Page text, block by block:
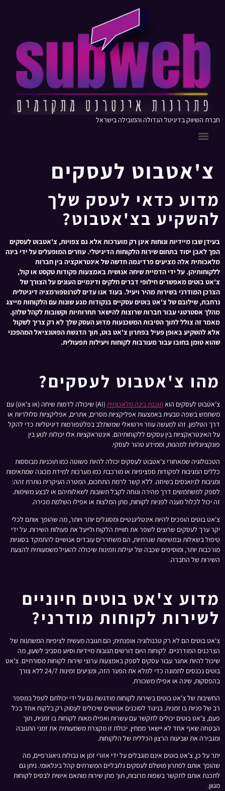
חברת השיווק בדיגיטל הגדולה והמובילה בישראל
צ'אטבוט לעסקים
מדוע כדאי לעסק שלך
להשקיע בצ'אטבוט?
בעידן שבו מיידיות ונוחות אינן רק מוערכות אלא גם צפויות, צ'אטבוט לעסקים
הפך לאבן יסוד בתחום שירות הלקוחות הדיגיטלי. עוזרים המופעלים על ידי בינה
מלאכותית אלה מציעים פרדיגמה חדשה של אינטראקציה בין חברות
ללקוחותיהן. על ידי הדמיית שיחה אנושית באמצעות פקודות טקסט או קול,
צ'אט בוטים מאפשרים חילופי דברים חלקים ודינמיים העונים על הצורך של
הצרכן המודרני בשירות מהיר ויעיל. בעוד אנו עדים לטרנספורמציה דיגיטלית
נרחבת, שילובם של צ'אט בוטים עסקיים בנקודות מגע שונות עם הלקוחות מייצג
מהלך אסטרטגי עבור חברות שרוצות להישאר תחרותיות וקשובות לקהל שלהן.
מאמר זה צולל לתוך הסיבות המשכנעות מדוע העסק שלך לא רק צריך לשקול
אלא להשקיע באופן פעיל בפתרון צ'אט בוט, תוך הדגשת הפוטנציאל המהפכני
שהוא טומן בחובו עבור מעורבות לקוחות ויעילות תפעולית.
מהו צ'אטבוט לעסקים?
צ'אטבוט לעסקים הואתוכנת בינה מלאכותית
(AI) שיכולה לדמות שיחה (או צ'אט) עם
משתמש בשפה טבעית באמצעות אפליקציות מסרים, אתרים, אפליקציות סלולריות או
דרך הטלפון. זהו למעשה עוזר וירטואלי שמשתלב בפלטפורמות דיגיטליות כדי להקל
על האינטראקציות בין עסקים ללקוחותיהם. אינטראקציות אלו יכולות לנוע בין
פונקציונליות למהנות, וממידע טהור לעסקי.
הטכנולוגיה שמאחורי צ'אטבוט לעסקים יכולה להיות פשוטה כמו תוכניות מבוססות
כללים המגיבות לפקודות ספציפיות או מורכבת כמו מערכות למידת מכונה שמתאימות
ומגיבות לניואנסים בשיחה. ללא קשר לרמת התחכום, המטרה העיקרית נותרת זהה:
לספק למשתמשים דרך מהירה ונוחה לקבל תשובות לשאלותיהם או לבצע משימות.
זה יכול לכלול מענה לפניות לקוחות, מתן המלצות או אפילו השלמת מכירה.
צ'אט בוטים הופכים להיות אינטליגנטיים ומסוגלים יותר ויותר, מה שהופך אותם לכלי
יקר ערך לעסקים שרוצים לשפר את חוויית הלקוח ולייעל את פעולות השירות. על ידי
טיפול בשאלות ובמשימות שגרתיות, הם משחררים עובדים אנושיים להתמקד בסוגיות
מורכבות יותר, ומוסיפים שכבה של יעילות וזמינות שיכולה להועיל משמעותית להצעת
השירות של החברה.
מדוע צ'אט בוטים חיוניים
לשירות לקוחות מודרני?
צ'אט בוטים הם לא רק טכנולוגיה אופנתית; הם תגובה מעשית לציפיות המשתנות של
הצרכנים המודרניים. לקוחות היום דורשים תגובות מיידיות וסיוע מסביב לשעון, מה
שיכול להיות אתגר עבור עסקים לספק באמצעות ערוצי שירות לקוחות מסורתיים. צ'אט
בוטים נכנסים לתמונה כדי למלא את הפער הזה, ומציעים זמינות 24/7 ללא צורך
בהפסקות, שינה או אפילו משכורת.
החשיבות של צ'אט בוטים בשירות לקוחות מודגשת גם על ידי יכולתם לטפל במספר
רב של פניות בו זמנית. בניגוד לסוכנים אנושיים שיכולים לעסוק רק בלקוח אחד בכל
פעם, צ'אט בוטים יכולים לתקשר עם עשרות ואפילו מאות לקוחות בו זמנית, תוך
הבטחה שאף אחד לא יישאר ממתין. יכולת זו מקצרת משמעותית את זמני התגובה
ומגבירה את שביעות הרצון הכללית של הלקוחות.
יתר על כן, צ'אט בוטים אינם מוגבלים על ידי אזורי זמן או גבולות גיאוגרפיים, מה
שהופך אותם לפתרון מושלם לעסקים גלובליים המשרתים קהל בינלאומי. ניתן גם
לתכנת אותם לתקשר בשפות מרובות, תוך מתן שירות מותאם אישית לבסיס לקוחות
מגוון.